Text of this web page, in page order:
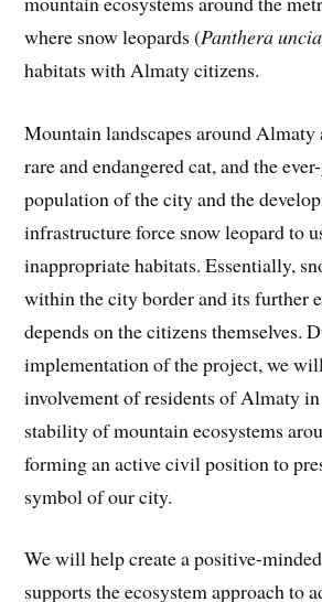
where snow leopards (Panthera uncia
habitats with Almaty citizens.
Mountain landscapes around Almaty
rare and endangered cat, and the
population of the city and the
infrastructure force snow leopard to
inappropriate habitats. Essentially,
within the city border and its further
depends on the citizens themselves.
implementation of the project, we
involvement of residents of Almaty
stability of mountain ecosystems
forming an active civil position to
symbol of our city.
We will help create a positive-
supports the ecosystem approach to